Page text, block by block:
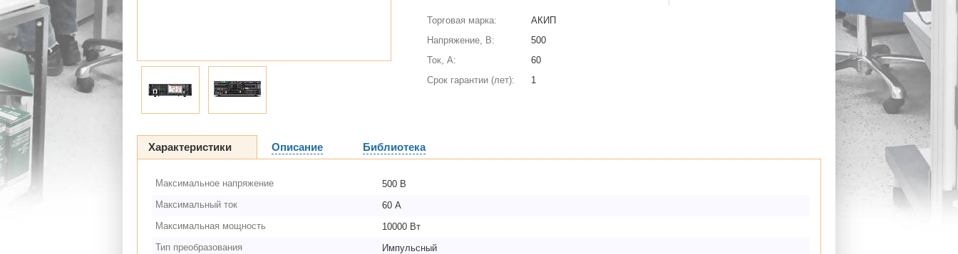
Торговая марка:
АКИП
Напряжение, В:
500
Ток, А:
60
Срок гарантии (лет):
1
Характеристики Описание Библиотека
Максимальное напряжение
500 В
Максимальный ток
60 А
Максимальная мощность
10000 Вт
Тип преобразования
Импульсный